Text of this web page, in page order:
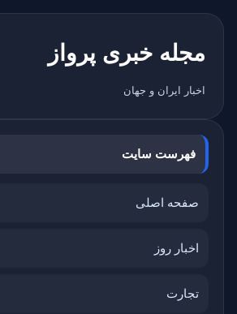
مجله خبری پرواز
اخبار ایران و جهان
فهرست سایت
صفحه اصلی
اخبار روز
تجارت